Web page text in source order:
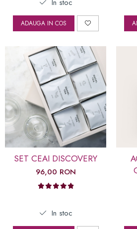
In stoc
ADAUGA IN COS
SET CEAI DISCOVERY
96,00 RON
In stoc